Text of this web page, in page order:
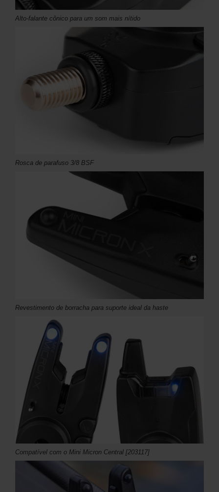
Alto-falante cônico para um som mais nítido
Rosca de parafuso 3/8 BSF
Revestimento de borracha para suporte ideal da haste
Compatível com o Mini Micron Central [203117]